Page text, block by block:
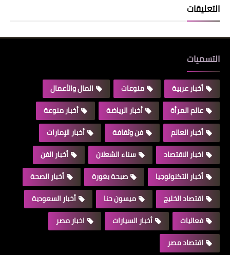
التعليقات
التسميات
أخبار عربية منوعات
المال والأعمال
عالم المرأة
أخبار الرياضة
أخبار منوعة
أخبار العالم
فن وثقافة
أخبار الإمارات
اخبار الاقتصاد
سناء الشعلان
أخبار الفن
أخبار التكنولوجيا
صبحة بغورة
أخبار الصحة
اقتصاد الخليج
ميسون حنا
أخبار السعودية
فعاليات
أخبار السيارات
اخبار مصر
اقتصاد مصر